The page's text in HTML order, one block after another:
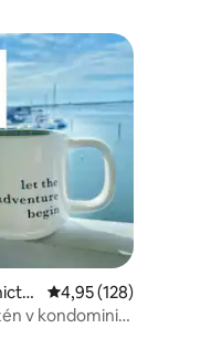
Průměrné hodnocení
4,95 (128)
v kondominiu